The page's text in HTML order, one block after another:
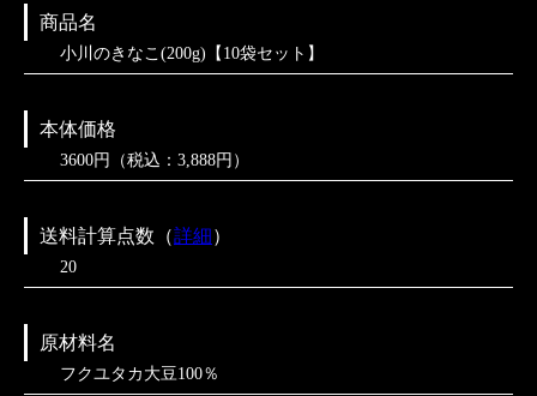
商品名
小川のきなこ(200g)【10袋セット】
本体価格
3600円（税込：3,888円）
送料計算点数（詳細）
20
原材料名
フクユタカ大豆100％